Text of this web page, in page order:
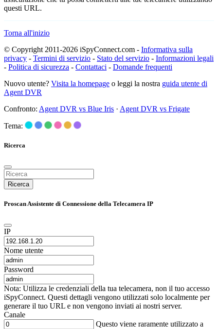
questi URL.
Torna all'inizio
© Copyright 2011-2026 iSpyConnect.com - Informativa sulla
privacy - Termini di servizio - Stato del servizio - Informazioni legali
- Politica di sicurezza - Contattaci - Domande frequenti
Nuovo utente? Visita la homepage o leggi la nostra guida utente di
Agent DVR
Confronto: Agent DVR vs Blue Iris · Agent DVR vs Frigate
Tema:
Ricerca
Ricerca
Proscan Assistente di Connessione della Telecamera IP
IP
Nome utente
Password
Nota: Utilizza le credenziali della tua telecamera, non il tuo accesso
iSpyConnect. Questi dettagli vengono utilizzati solo localmente per
generare il tuo URL e non vengono inviati ai nostri server.
Canale
Questo viene raramente utilizzato a